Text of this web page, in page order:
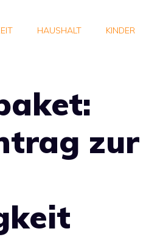
HAUSHALT KINDER
zur